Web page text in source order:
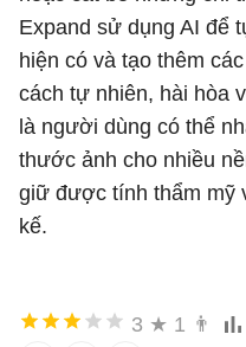
Expand sử dụng AI để
hiện có và tạo thêm
cách tự nhiên, hài hòa
là người dùng có thể
thước ảnh cho nhiều
giữ được tính thẩm mỹ
kế.
3 ★ 1 👨